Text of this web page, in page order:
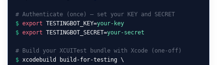
# Authenticate (once) — set your KEY and SECRET
$ export TESTINGBOT_KEY=your-key
$ export TESTINGBOT_SECRET=your-secret
# Build your XCUITest bundle with Xcode (one-off)
$ xcodebuild build-for-testing \